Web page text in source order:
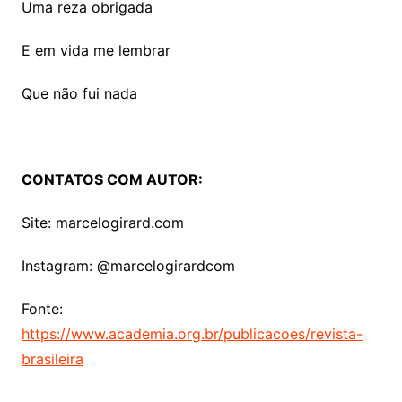
Uma reza obrigada
E em vida me lembrar
Que não fui nada
CONTATOS COM AUTOR:
Site: marcelogirard.com
Instagram: @marcelogirardcom
Fonte:
https://www.academia.org.br/publicacoes/revista-
brasileira